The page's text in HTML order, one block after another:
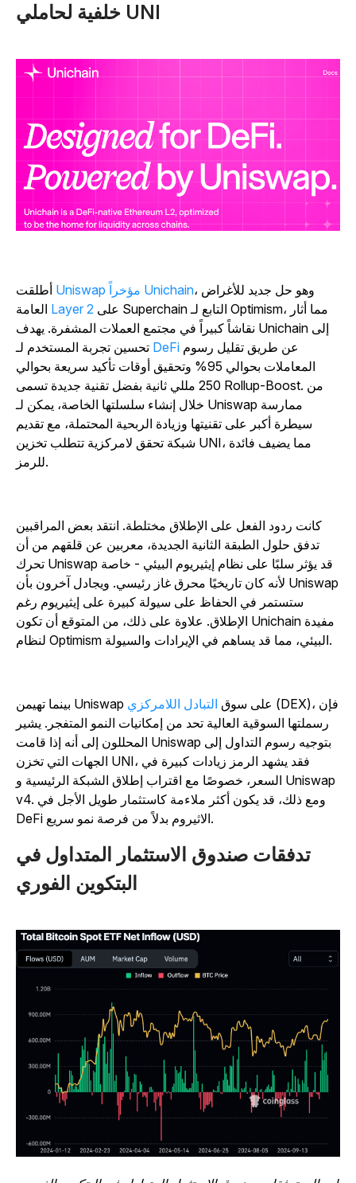
خلفية لحاملي UNI
أطلقت Uniswap مؤخراً Unichain، وهو حل جديد للأغراض
العامةLayer 2على Superchain التابع لـ Optimism، مما أثار
نقاشاً كبيراً في مجتمع العملات المشفرة. يهدف Unichain إلى
تحسين تجربة المستخدم لـDeFiعن طريق تقليل رسوم
المعاملات بحوالي 95% وتحقيق أوقات تأكيد سريعة بحوالي
250 مللي ثانية بفضل تقنية جديدة تسمى Rollup-Boost. من
خلال إنشاء سلسلتها الخاصة، يمكن لـ Uniswap ممارسة
سيطرة أكبر على تقنيتها وزيادة الربحية المحتملة، مع تقديم
شبكة تحقق لامركزية تتطلب تخزين UNI، مما يضيف فائدة
كانت ردود الفعل على الإطلاق مختلطة. انتقد بعض المراقبين
تدفق حلول الطبقة الثانية الجديدة، معربين عن قلقهم من أن
تحرك Uniswap قد يؤثر سلبًا على نظام إيثيريوم البيئي - خاصة
لأنه كان تاريخيًا محرق غاز رئيسي. ويجادل آخرون بأن Uniswap
ستستمر في الحفاظ على سيولة كبيرة على إيثيريوم رغم
الإطلاق. علاوة على ذلك، من المتوقع أن تكون Unichain مفيدة
بينما تهيمن Uniswap على سوقالتبادل اللامركزي
(DEX)، فإن
رسملتها السوقية العالية تحد من إمكانيات النمو المتفجر. يشير
المحللون إلى أنه إذا قامت Uniswap بتوجيه رسوم التداول إلى
الجهات التي تخزن UNI، فقد يشهد الرمز زيادات كبيرة في
السعر، خصوصًا مع اقتراب إطلاق الشبكة الرئيسية و Uniswap
v4. ومع ذلك، قد يكون أكثر ملاءمة كاستثمار طويل الأجل في
تدفقات صندوق الاستثمار المتداول في